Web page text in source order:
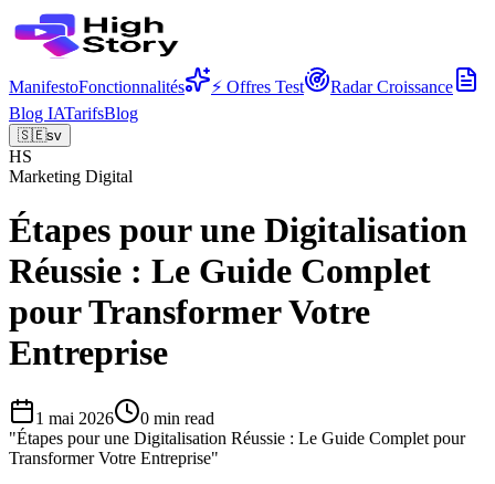
ManifestoFonctionnalités ⚡ Offres Test
Radar Croissance
Blog IATarifsBlog
🇸🇪sv
HS
Marketing Digital
Étapes pour une Digitalisation
Réussie : Le Guide Complet
pour Transformer Votre
Entreprise
1 mai 2026 0 min read
"Étapes pour une Digitalisation Réussie : Le Guide Complet pour
Transformer Votre Entreprise"